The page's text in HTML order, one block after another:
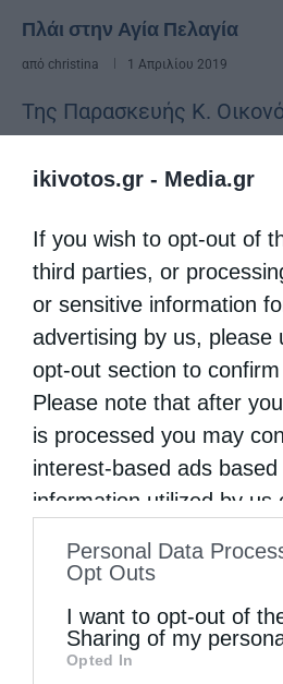
ikivotos.gr - Media.gr
If you wish to opt-out of
third parties, or
or sensitive information
advertising by us, please
opt-out section to
Please note that after
is processed you may
interest-based ads based
information utilized by us
to your opt-out. You may
information by third
of downstream
Personal Data
Opt Outs
I want to opt-out of
Sharing of my
Opted In
Πλάι στην Αγία Πελαγία
από christina 1 Απριλίου 2019
Της Παρασκευής Κ.
Μεταπτυχιακό
Α.Π.Θ. Η Ιερά Μονή
Θεοτόκου (της Κυρίας
Κεχροβουνίου, όπως
βρίσκεται στο όρος